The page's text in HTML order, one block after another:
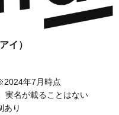
イ）
年7月時点
実名が載ることはない
あり